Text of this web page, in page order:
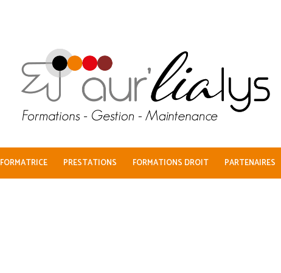
FORMATRICE PRESTATIONS FORMATIONS DROIT PARTENAIRES